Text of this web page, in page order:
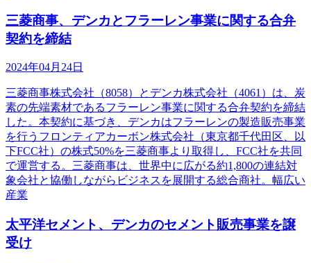
三菱商事、デンカとフラーレン事業に関する合弁
契約を締結
2024年04月24日
三菱商事株式会社（8058）とデンカ株式会社（4061）は、炭
素の先端素材であるフラーレン事業に関する合弁契約を締結
した。本契約に基づき、デンカはフラーレンの製造販売事業
を行うフロンティアカーボン株式会社（東京都千代田区、以
下FCC社）の株式50%を三菱商事より取得し、FCC社を共同
で運営する。三菱商事は、世界中に広がる約1,800の連結対
象会社と協働しながらビジネスを展開する総合商社。幅広い
産業
太平洋セメント、デンカのセメント販売事業を譲
受け